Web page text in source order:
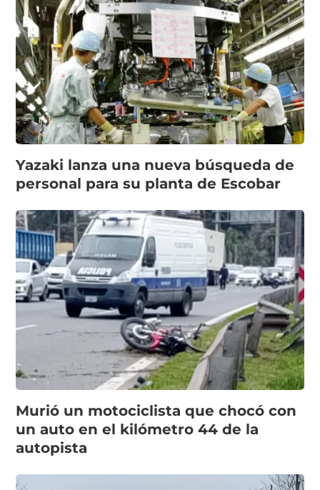
Yazaki lanza una nueva búsqueda de
personal para su planta de Escobar
Murió un motociclista que chocó con
un auto en el kilómetro 44 de la
autopista